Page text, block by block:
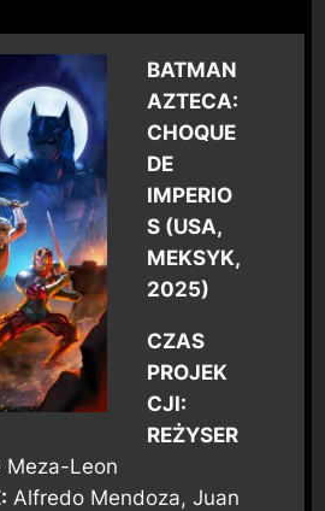
BATMAN
AZTECA:
CHOQUE
DE
IMPERIO
S (USA,
MEKSYK,
2025)
CZAS
PROJEK
CJI:
REŻYSER
Meza-Leon
Alfredo Mendoza, Juan